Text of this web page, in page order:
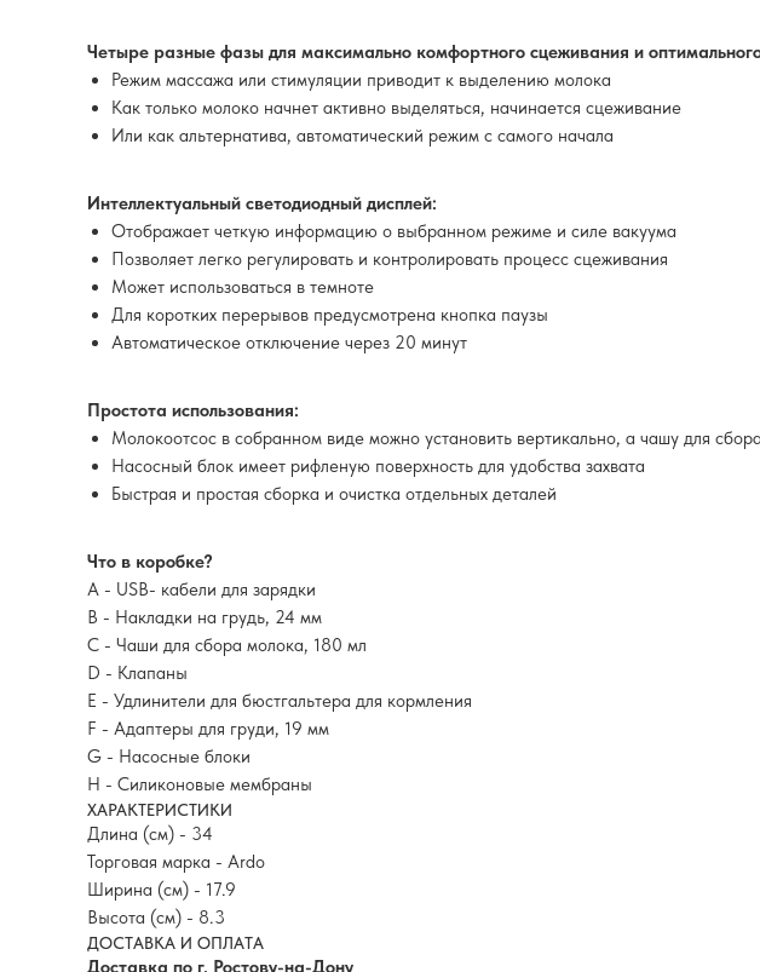
Четыре разные фазы для максимально комфортного сцеживания и
Режим массажа или стимуляции приводит к выделению молока
Как только молоко начнет активно выделяться, начинается сцеживание
Или как альтернатива, автоматический режим с самого начала
Интеллектуальный светодиодный дисплей:
Отображает четкую информацию о выбранном режиме и силе вакуума
Позволяет легко регулировать и контролировать процесс сцеживания
Может использоваться в темноте
Для коротких перерывов предусмотрена кнопка паузы
Автоматическое отключение через 20 минут
Простота использования:
Молокоотсос в собранном виде можно установить вертикально, а чашу для
Насосный блок имеет рифленую поверхность для удобства захвата
Быстрая и простая сборка и очистка отдельных деталей
Что в коробке?
A - USB- кабели для зарядки
B - Накладки на грудь, 24 мм
C - Чаши для сбора молока, 180 мл
D - Клапаны
E - Удлинители для бюстгальтера для кормления
F - Адаптеры для груди, 19 мм
G - Насосные блоки
H - Силиконовые мембраны
ХАРАКТЕРИСТИКИ
Длина (см) - 34
Торговая марка - Ardo
Ширина (см) - 17.9
Высота (см) - 8.3
ДОСТАВКА И ОПЛАТА
Доставка по г. Ростову-на-Дону